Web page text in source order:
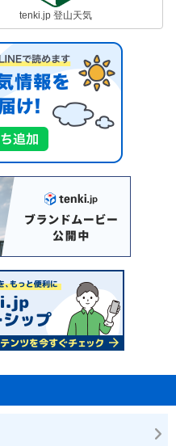
tenki.jp 登山天気